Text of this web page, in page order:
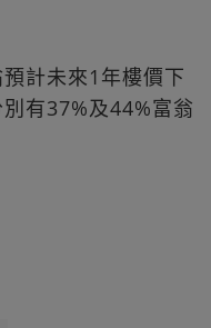
計未來1年樓價下
有37%及44%富翁